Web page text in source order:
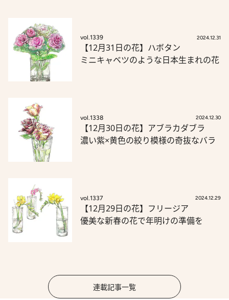
vol.1339 2024.12.31
【12月31日の花】ハボタン
ミニキャベツのような日本生まれの花
vol.1338 2024.12.30
【12月30日の花】アブラカダブラ
濃い紫×黄色の絞り模様の奇抜なバラ
vol.1337 2024.12.29
【12月29日の花】フリージア
優美な新春の花で年明けの準備を
連載記事一覧